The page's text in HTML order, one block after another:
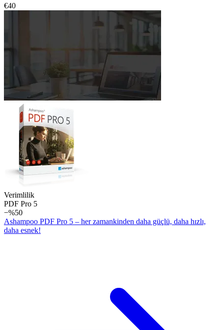
€40
Verimlilik
PDF Pro 5
−%50
Ashampoo PDF Pro 5 – her zamankinden daha güçlü, daha hızlı,
daha esnek!